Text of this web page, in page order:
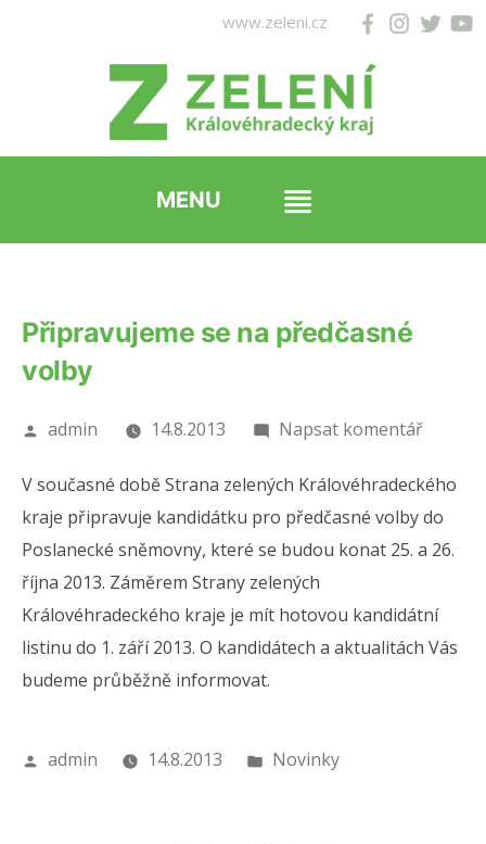
www.zeleni.cz
Připravujeme se na předčasné
volby
Autor
admin 14.8.2013 Napsat komentář
se
na
V současné době Strana zelených Královéhradeckého
kraje připravuje kandidátku pro předčasné volby do
Poslanecké sněmovny, které se budou konat 25. a 26.
října 2013. Záměrem Strany zelených
Královéhradeckého kraje je mít hotovou kandidátní
listinu do 1. září 2013. O kandidátech a aktualitách Vás
budeme průběžně informovat.
Autor
admin 14.8.2013
Publikováno
Novinky